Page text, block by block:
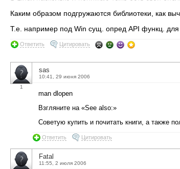
Каким образом подгружаются библиотеки, как
Т.е. например под Win сущ. опред API функц.
Ответить Цитировать
1
sas
10:41, 29 июня 2006
man dlopen
Взгляните на «See also:»
Советую купить и почитать книги, а также
Ответить Цитировать
Fatal
11:55, 2 июля 2006